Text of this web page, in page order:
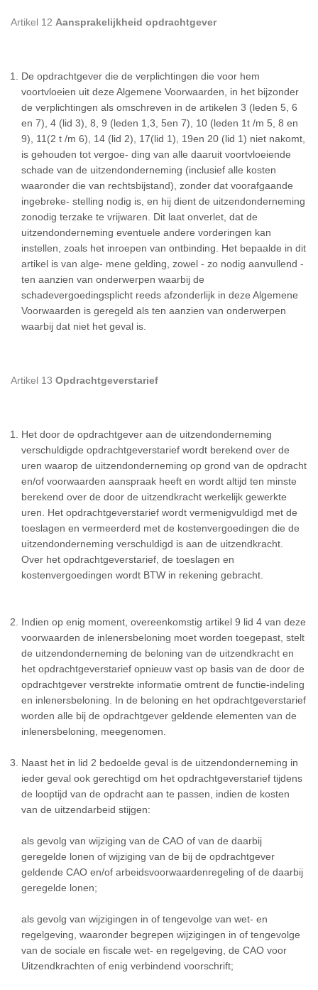
Artikel 12 Aansprakelijkheid opdrachtgever
De opdrachtgever die de verplichtingen die voor hem
voortvloeien uit deze Algemene Voorwaarden, in het bijzonder
de verplichtingen als omschreven in de artikelen 3 (leden 5, 6
en 7), 4 (lid 3), 8, 9 (leden 1,3, 5en 7), 10 (leden 1t /m 5, 8 en
9), 11(2 t /m 6), 14 (lid 2), 17(lid 1), 19en 20 (lid 1) niet nakomt,
is gehouden tot vergoe- ding van alle daaruit voortvloeiende
schade van de uitzendonderneming (inclusief alle kosten
waaronder die van rechtsbijstand), zonder dat voorafgaande
ingebreke- stelling nodig is, en hij dient de uitzendonderneming
zonodig terzake te vrijwaren. Dit laat onverlet, dat de
uitzendonderneming eventuele andere vorderingen kan
instellen, zoals het inroepen van ontbinding. Het bepaalde in dit
artikel is van alge- mene gelding, zowel - zo nodig aanvullend -
ten aanzien van onderwerpen waarbij de
schadevergoedingsplicht reeds afzonderlijk in deze Algemene
Voorwaarden is geregeld als ten aanzien van onderwerpen
waarbij dat niet het geval is.
Artikel 13 Opdrachtgeverstarief
Het door de opdrachtgever aan de uitzendonderneming
verschuldigde opdrachtgeverstarief wordt berekend over de
uren waarop de uitzendonderneming op grond van de opdracht
en/of voorwaarden aanspraak heeft en wordt altijd ten minste
berekend over de door de uitzendkracht werkelijk gewerkte
uren. Het opdrachtgeverstarief wordt vermenigvuldigd met de
toeslagen en vermeerderd met de kostenvergoedingen die de
uitzendonderneming verschuldigd is aan de uitzendkracht.
Over het opdrachtgeverstarief, de toeslagen en
kostenvergoedingen wordt BTW in rekening gebracht.
Indien op enig moment, overeenkomstig artikel 9 lid 4 van deze
voorwaarden de inlenersbeloning moet worden toegepast, stelt
de uitzendonderneming de beloning van de uitzendkracht en
het opdrachtgeverstarief opnieuw vast op basis van de door de
opdrachtgever verstrekte informatie omtrent de functie-indeling
en inlenersbeloning. In de beloning en het opdrachtgeverstarief
worden alle bij de opdrachtgever geldende elementen van de
inlenersbeloning, meegenomen.
Naast het in lid 2 bedoelde geval is de uitzendonderneming in
ieder geval ook gerechtigd om het opdrachtgeverstarief tijdens
de looptijd van de opdracht aan te passen, indien de kosten
van de uitzendarbeid stijgen:
als gevolg van wijziging van de CAO of van de daarbij
geregelde lonen of wijziging van de bij de opdrachtgever
geldende CAO en/of arbeidsvoorwaardenregeling of de daarbij
geregelde lonen;
als gevolg van wijzigingen in of tengevolge van wet- en
regelgeving, waaronder begrepen wijzigingen in of tengevolge
van de sociale en fiscale wet- en regelgeving, de CAO voor
Uitzendkrachten of enig verbindend voorschrift;